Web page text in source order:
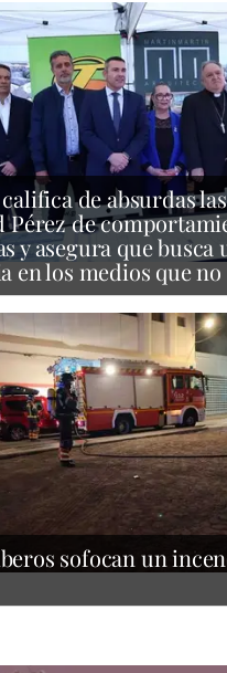
de absurdas
Pérez de
y asegura que busca
en los medios que
sofocan un